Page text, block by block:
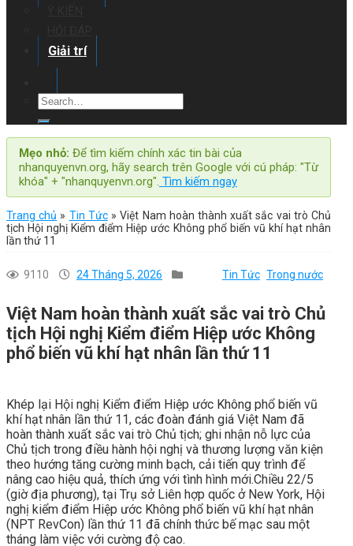
Giải trí
Mẹo nhỏ: Để tìm kiếm chính xác tin bài của
nhanquyenvn.org, hãy search trên Google với cú pháp: "Từ
khóa" + "nhanquyenvn.org". Tìm kiếm ngay
Trang chủ » Tin Tức»Việt Nam hoàn thành xuất sắc vai trò Chủ
tịch Hội nghị Kiểm điểm Hiệp ước Không phổ biến vũ khí hạt nhân
lần thứ 11
9110 24 Tháng 5, 2026 Tin Tức Trong nước
Việt Nam hoàn thành xuất sắc vai trò Chủ
tịch Hội nghị Kiểm điểm Hiệp ước Không
phổ biến vũ khí hạt nhân lần thứ 11
Khép lại Hội nghị Kiểm điểm Hiệp ước Không phổ biến vũ
khí hạt nhân lần thứ 11, các đoàn đánh giá Việt Nam đã
hoàn thành xuất sắc vai trò Chủ tịch; ghi nhận nỗ lực của
Chủ tịch trong điều hành hội nghị và thương lượng văn kiện
theo hướng tăng cường minh bạch, cải tiến quy trình để
nâng cao hiệu quả, thích ứng với tình hình mới.Chiều 22/5
(giờ địa phương), tại Trụ sở Liên hợp quốc ở New York, Hội
nghị kiểm điểm Hiệp ước Không phổ biến vũ khí hạt nhân
(NPT RevCon) lần thứ 11 đã chính thức bế mạc sau một
tháng làm việc với cường độ cao.